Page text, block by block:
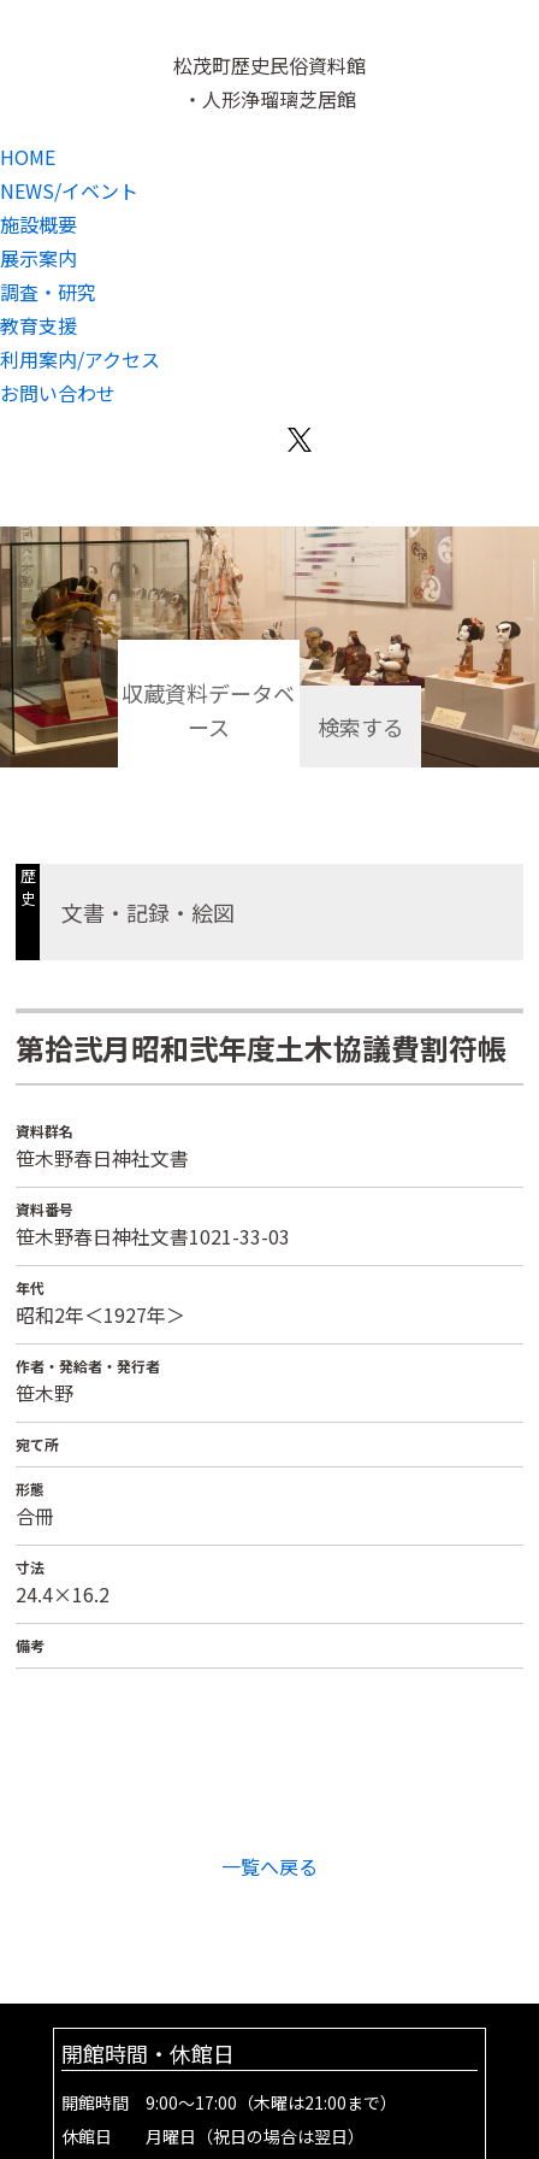
松茂町歴史民俗資料館
・人形浄瑠璃芝居館
HOME
NEWS/イベント
施設概要
展示案内
調査・研究
教育支援
利用案内/アクセス
お問い合わせ
収蔵資料データベ
ース
検索する
歴
史
文書・記録・絵図
第拾弐月昭和弐年度土木協議費割符帳
資料群名
笹木野春日神社文書
資料番号
笹木野春日神社文書1021-33-03
年代
昭和2年＜1927年＞
作者・発給者・発行者
笹木野
宛て所
形態
合冊
寸法
24.4×16.2
備考
一覧へ戻る
開館時間・休館日
開館時間 9:00～17:00（木曜は21:00まで）
休館日 月曜日（祝日の場合は翌日）